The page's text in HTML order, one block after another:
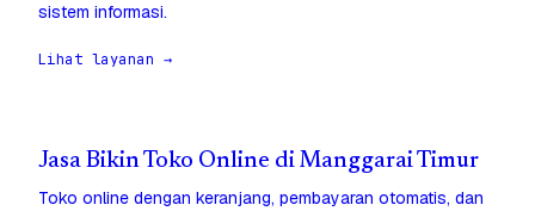
sistem informasi.
Lihat layanan →
Jasa Bikin Toko Online di Manggarai Timur
Toko online dengan keranjang, pembayaran otomatis, dan